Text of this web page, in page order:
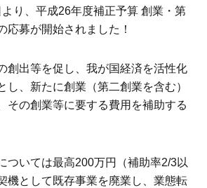
り、平成26年度補正予算 創業・第
応募が開始されました！
創出等を促し、我が国経済を活性化
し、新たに創業（第二創業を含む）
その創業等に要する費用を補助する
ついては最高200万円（補助率2/3以
機として既存事業を廃業し、業態転